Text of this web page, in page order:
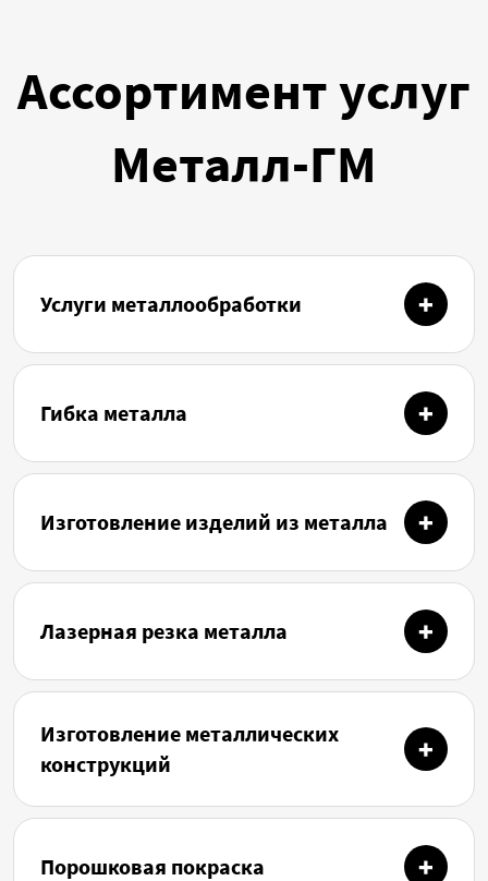
Ассортимент услуг
Металл-ГМ
Услуги металлообработки
Гибка металла
Изготовление изделий из металла
Лазерная резка металла
Изготовление металлических
конструкций
Порошковая покраска